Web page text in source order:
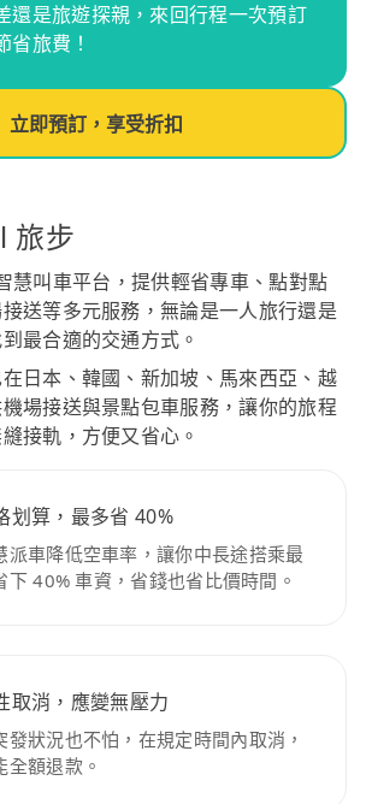
還是旅遊探親，來回行程一次預訂
省旅費！
立即預訂，享受折扣
旅步
叫車平台，提供輕省專車、點對點
送等多元服務，無論是一人旅行還是
最合適的交通方式。
日本、韓國、新加坡、馬來西亞、越
場接送與景點包車服務，讓你的旅程
接軌，方便又省心。
划算，最多省 40%
派車降低空車率，讓你中長途搭乘最
下 40% 車資，省錢也省比價時間。
取消，應變無壓力
發狀況也不怕，在規定時間內取消，
全額退款。